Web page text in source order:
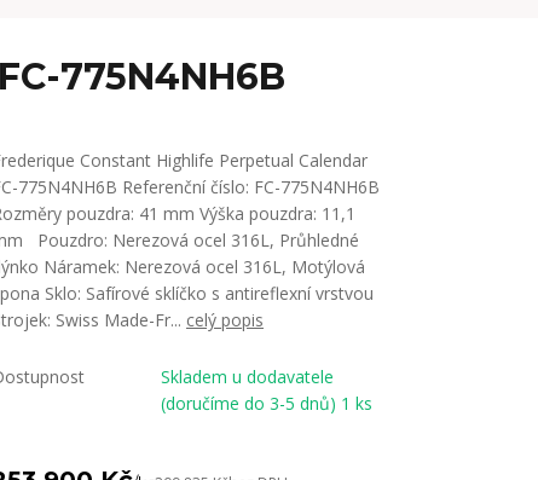
775N4NH6B
Constant Highlife Perpetual Calendar
775N4NH6B Referenční číslo: FC-775N4NH6B
pouzdra: 41 mm Výška pouzdra: 11,1
Pouzdro: Nerezová ocel 316L, Průhledné
Náramek: Nerezová ocel 316L, Motýlová
Sklo: Safírové sklíčko s antireflexní vrstvou
Swiss Made-Fr... celý popis
Skladem u dodavatele
(doručíme do 3-5 dnů) 1 ks